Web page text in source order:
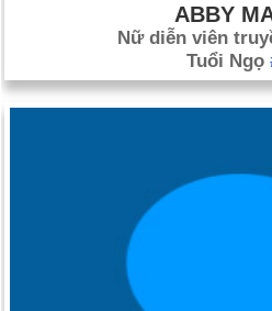
ABBY
Nữ diễn viên
Tuổi Ngọ